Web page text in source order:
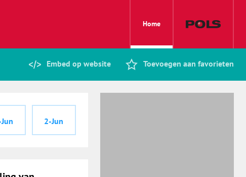
Home
Embed op website Toevoegen aan favorieten
2-Jun